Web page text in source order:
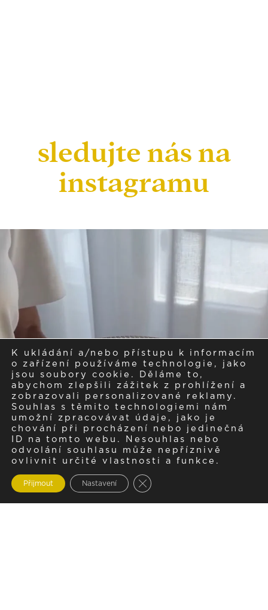
sledujte nás na
instagramu
K ukládání a/nebo přístupu k informacím
o zařízení používáme technologie, jako
jsou soubory cookie. Děláme to,
abychom zlepšili zážitek z prohlížení a
zobrazovali personalizované reklamy.
Souhlas s těmito technologiemi nám
umožní zpracovávat údaje, jako je
chování při procházení nebo jedinečná
ID na tomto webu. Nesouhlas nebo
odvolání souhlasu může nepříznivě
ovlivnit určité vlastnosti a funkce.
Přijmout Nastavení Zavřít cookie lištu GDPR